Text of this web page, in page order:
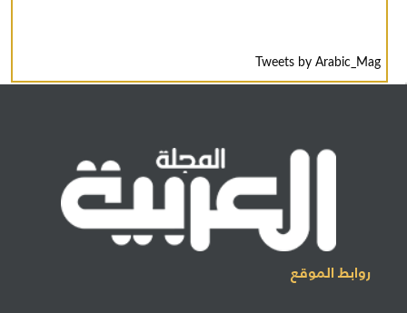
Tweets by Arabic_Mag
روابط الموقع